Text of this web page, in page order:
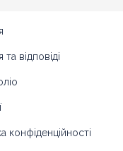
та відповіді
конфіденційності